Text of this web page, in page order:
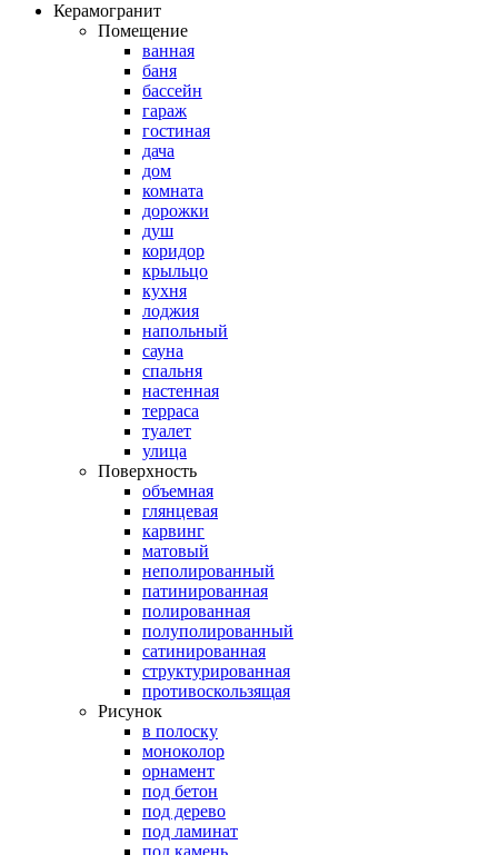
Керамогранит
Помещение
ванная
баня
бассейн
гараж
гостиная
дача
дом
комната
дорожки
душ
коридор
крыльцо
кухня
лоджия
напольный
сауна
спальня
настенная
терраса
туалет
улица
Поверхность
объемная
глянцевая
карвинг
матовый
неполированный
патинированная
полированная
полуполированный
сатинированная
структурированная
противоскользящая
Рисунок
в полоску
моноколор
орнамент
под бетон
под дерево
под ламинат
под камень